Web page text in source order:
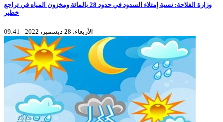
وزارة الفلاحة: نسبة إمتلاء السدود في حدود 28 بالمائة ومخزون المياه في تراجع
خطير
الأربعاء، 28 ديسمبر، 2022 - 09:41